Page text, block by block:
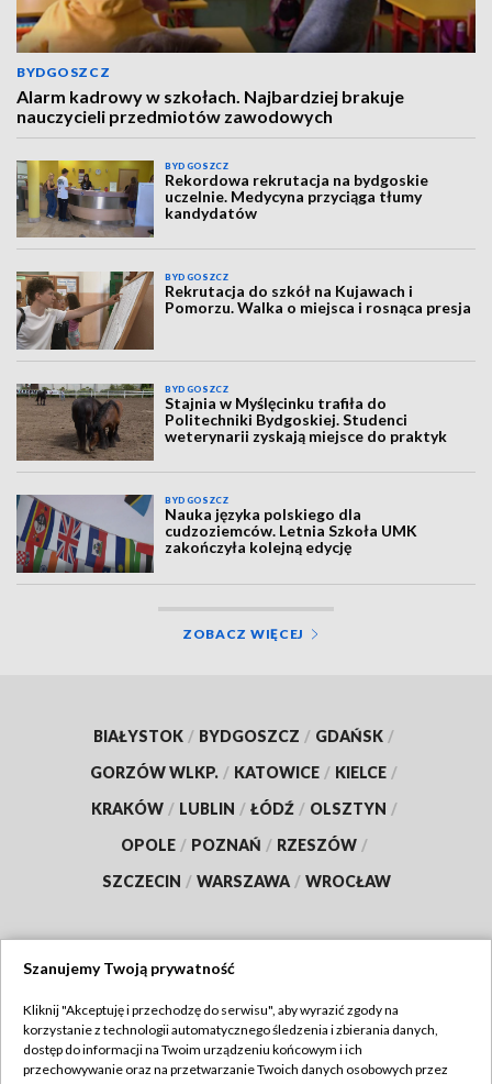
BYDGOSZCZ
Alarm kadrowy w szkołach. Najbardziej brakuje
nauczycieli przedmiotów zawodowych
BYDGOSZCZ
Rekordowa rekrutacja na bydgoskie
uczelnie. Medycyna przyciąga tłumy
kandydatów
BYDGOSZCZ
Rekrutacja do szkół na Kujawach i
Pomorzu. Walka o miejsca i rosnąca presja
BYDGOSZCZ
Stajnia w Myślęcinku trafiła do
Politechniki Bydgoskiej. Studenci
weterynarii zyskają miejsce do praktyk
BYDGOSZCZ
Nauka języka polskiego dla
cudzoziemców. Letnia Szkoła UMK
zakończyła kolejną edycję
ZOBACZ WIĘCEJ
BIAŁYSTOK / BYDGOSZCZ / GDAŃSK /
GORZÓW WLKP. / KATOWICE / KIELCE /
KRAKÓW / LUBLIN / ŁÓDŹ / OLSZTYN /
OPOLE / POZNAŃ / RZESZÓW /
SZCZECIN / WARSZAWA / WROCŁAW
TVP
Abonament TVP
Regulamin TVP
Szanujemy Twoją prywatność
Kliknij "Akceptuję i przechodzę do serwisu", aby wyrazić zgody na
korzystanie z technologii automatycznego śledzenia i zbierania danych,
dostęp do informacji na Twoim urządzeniu końcowym i ich
przechowywanie oraz na przetwarzanie Twoich danych osobowych przez